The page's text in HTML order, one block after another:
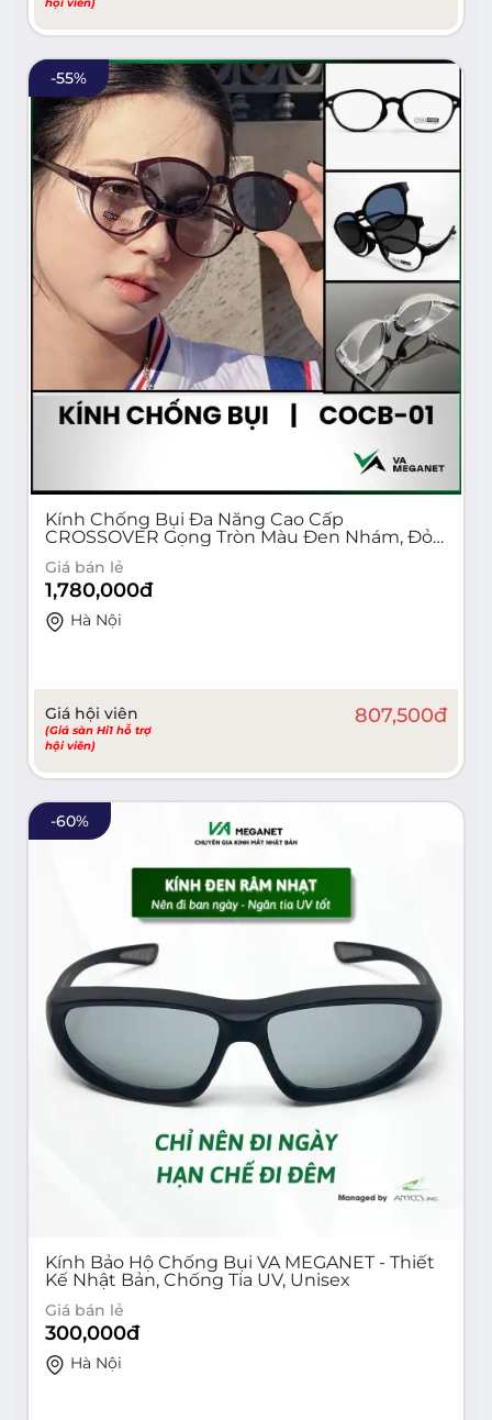
-55%
Kính Chống Bụi Đa Năng Cao Cấp
CROSSOVER Gọng Tròn Màu Đen Nhám, Đỏ
Vang, Xám Khói - Mã COCB-01
Giá bán lẻ
1,780,000đ
Hà Nội
Giá hội viên
(Giá sàn Hi1 hỗ trợ
hội viên)
807,500đ
-60%
Kính Bảo Hộ Chống Bụi VA MEGANET - Thiết
Kế Nhật Bản, Chống Tia UV, Unisex
Giá bán lẻ
300,000đ
Hà Nội